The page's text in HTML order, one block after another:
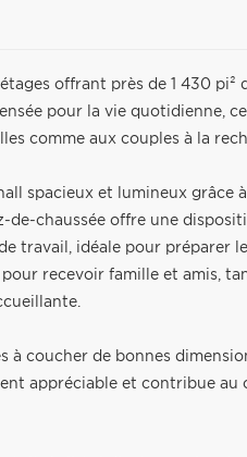
offrant près de 1 430
pour la vie quotidienne,
comme aux couples à la
spacieux et lumineux grâce
de-chaussée offre une
travail, idéale pour préparer
recevoir famille et amis,
coucher de bonnes
appréciable et contribue